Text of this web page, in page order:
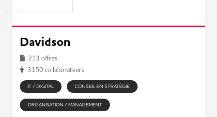
Davidson
213 offres
3150 collaborateurs
IT / DIGITAL CONSEIL EN STRATÉGIE
ORGANISATION / MANAGEMENT